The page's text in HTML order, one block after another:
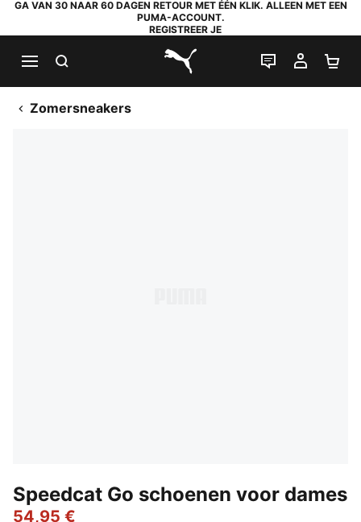
GA VAN 30 NAAR 60 DAGEN RETOUR MET ÉÉN KLIK. ALLEEN MET EEN
PUMA-ACCOUNT.
REGISTREER JE
PUMA.com
LIVE CHAT
MIJN
Zomersneakers
Speedcat Go schoenen voor dames
54,95 €